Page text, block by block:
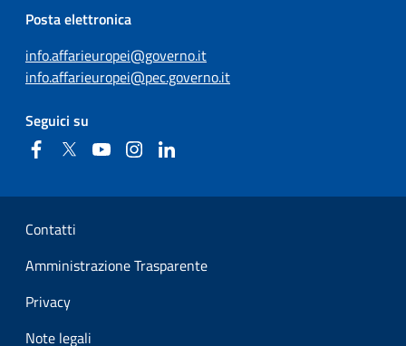
Posta elettronica
info.affarieuropei@governo.it
info.affarieuropei@pec.governo.it
Seguici su
FacebookTwitter YouTubeInstagram
Sezione Link Utili
Contatti
Amministrazione Trasparente
Privacy
Note legali